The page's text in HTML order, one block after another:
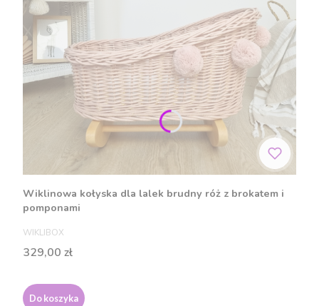
Wiklinowa kołyska dla lalek brudny róż z brokatem i
pomponami
PRODUCENT
WIKLIBOX
Cena
329,00 zł
Do koszyka